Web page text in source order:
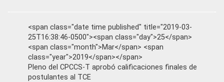
<span class="date time published" title="2019-03-
25T16:38:46-0500"><span class="day">25</span>
<span class="month">Mar</span> <span
class="year">2019</span></span>
Pleno del CPCCS-T aprobó calificaciones finales de
postulantes al TCE